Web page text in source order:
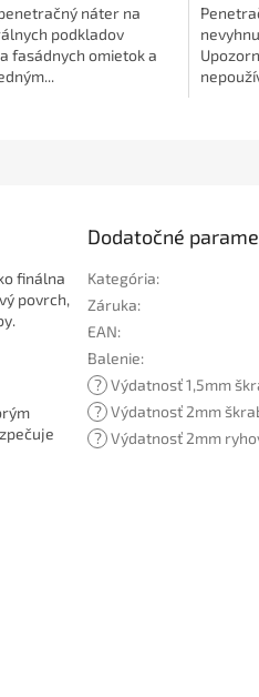
náter na
podkladov
fasádnych omietok a
finálna
povrch,
Dodatočné
Kategória:
Záruka:
EAN:
Balenie:
? Výdatnosť 1,5mm
? Výdatnosť 2mm
? Výdatnosť 2mm